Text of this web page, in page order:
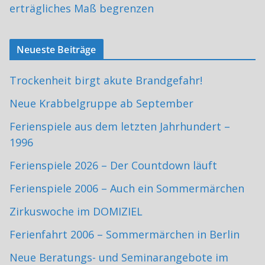
erträgliches Maß begrenzen
Neueste Beiträge
Trockenheit birgt akute Brandgefahr!
Neue Krabbelgruppe ab September
Ferienspiele aus dem letzten Jahrhundert –
1996
Ferienspiele 2026 – Der Countdown läuft
Ferienspiele 2006 – Auch ein Sommermärchen
Zirkuswoche im DOMIZIEL
Ferienfahrt 2006 – Sommermärchen in Berlin
Neue Beratungs- und Seminarangebote im